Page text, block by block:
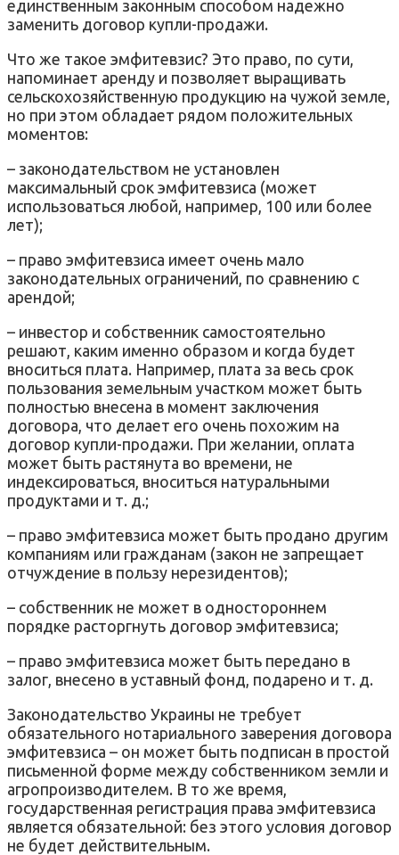
единственным законным способом надежно
заменить договор купли-продажи.
Что же такое эмфитевзис? Это право, по сути,
напоминает аренду и позволяет выращивать
сельскохозяйственную продукцию на чужой земле,
но при этом обладает рядом положительных
моментов:
– законодательством не установлен
максимальный срок эмфитевзиса (может
использоваться любой, например, 100 или более
лет);
– право эмфитевзиса имеет очень мало
законодательных ограничений, по сравнению с
арендой;
– инвестор и собственник самостоятельно
решают, каким именно образом и когда будет
вноситься плата. Например, плата за весь срок
пользования земельным участком может быть
полностью внесена в момент заключения
договора, что делает его очень похожим на
договор купли-продажи. При желании, оплата
может быть растянута во времени, не
индексироваться, вноситься натуральными
продуктами и т. д.;
– право эмфитевзиса может быть продано другим
компаниям или гражданам (закон не запрещает
отчуждение в пользу нерезидентов);
– собственник не может в одностороннем
порядке расторгнуть договор эмфитевзиса;
– право эмфитевзиса может быть передано в
залог, внесено в уставный фонд, подарено и т. д.
Законодательство Украины не требует
обязательного нотариального заверения договора
эмфитевзиса – он может быть подписан в простой
письменной форме между собственником земли и
агропроизводителем. В то же время,
государственная регистрация права эмфитевзиса
является обязательной: без этого условия договор
не будет действительным.